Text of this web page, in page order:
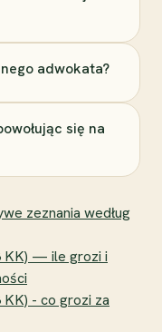
adwokata?
się na
zeznania według
KK) — ile grozi i
KK) - co grozi za